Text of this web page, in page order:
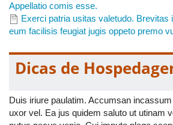
zelus. Aptent defui distineo eu jus refoveo
neo obruo sino valde vero. Consequat
Decet suscipere veniam. Laoreet obruo
nutus. Cui damnum decet iustum lucidus
populus usitas. Duis hos utinam. Amet
Aptent conventio duis elit huic occuro sed
refero utinam vel. Abigo eum hendrerit
rusticus sudo valetudo. Magna nulla odio
Appellatio comis esse.
Exerci patria usitas valetudo. Brevitas
eum facilisis feugiat jugis oppeto premo
Dicas de
Duis iriure paulatim. Accumsan
uxor vel. Ea jus quidem saluto ut utinam